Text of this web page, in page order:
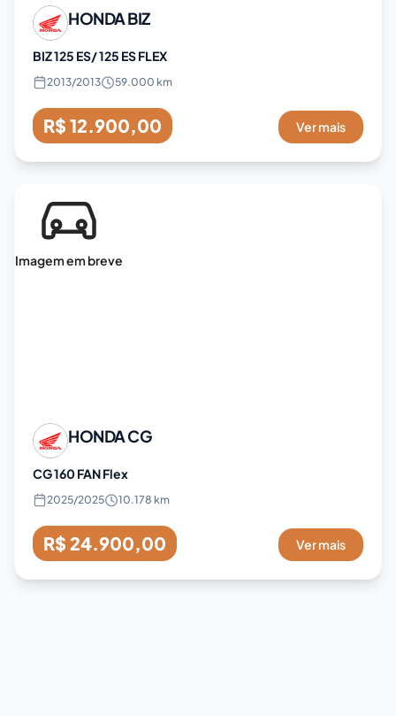
HONDABIZ
BIZ 125 ES/ 125 ES FLEX
2013/2013 59.000 km
R$ 12.900,00 Ver mais
Imagem em breve
HONDACG
CG 160 FAN Flex
2025/2025 10.178 km
R$ 24.900,00 Ver mais